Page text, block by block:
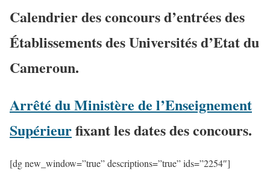
Calendrier des concours d’entrées des
Établissements des Universités d’Etat du
Cameroun.
Arrêté du Ministère de l’Enseignement
Supérieurfixant les dates des concours.
[dg new_window=”true” descriptions=”true” ids=”2254″]